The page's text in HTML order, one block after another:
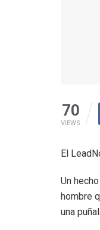
70
VIEWS
El
Un
hombre
una